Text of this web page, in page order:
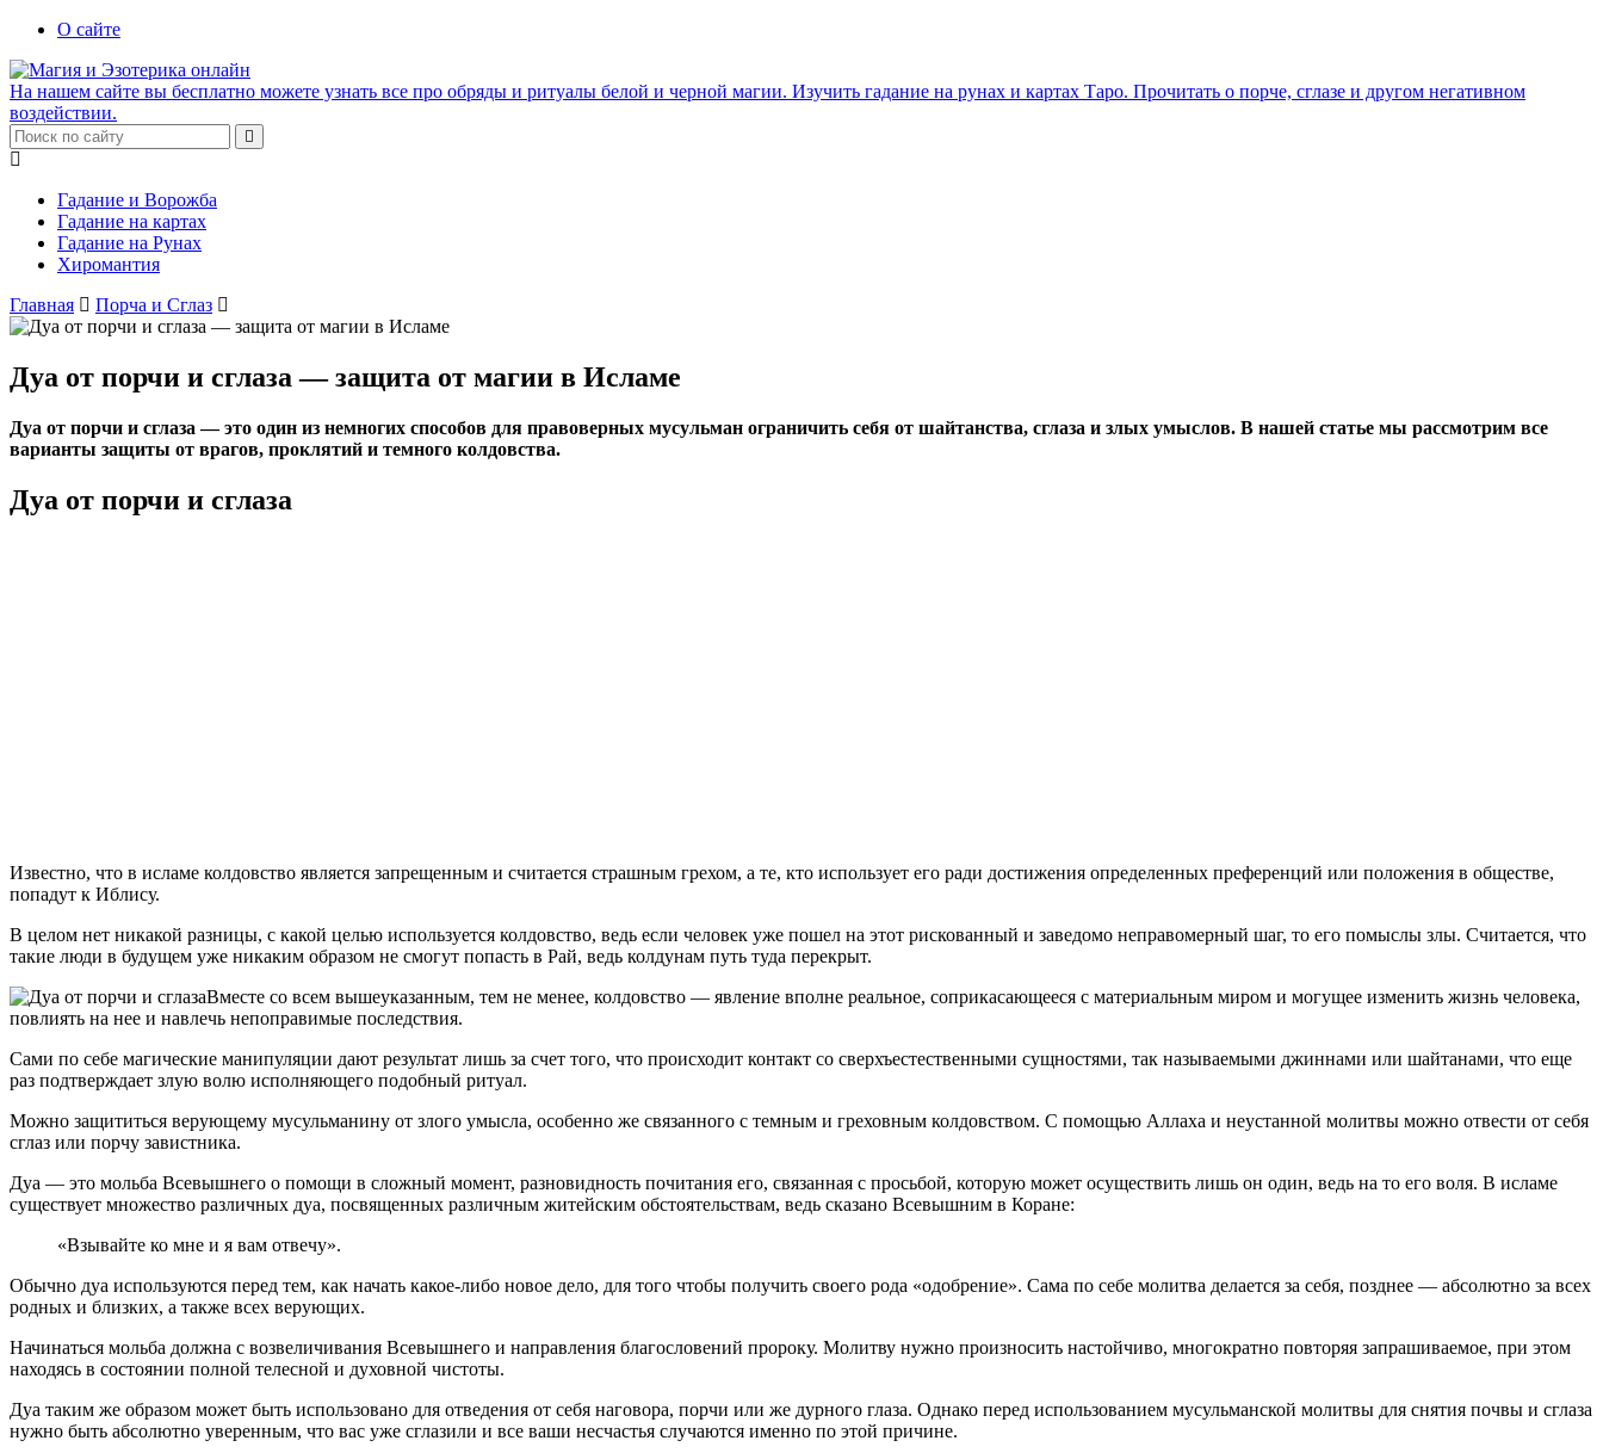
О сайте
На нашем сайте вы бесплатно можете узнать все про обряды и ритуалы белой и черной магии. Изучить гадание на рунах и картах Таро. Прочитать о порче, сглазе и другом негативном
воздействии.
Гадание и Ворожба
Гадание на картах
Гадание на Рунах
Хиромантия
Главная
Порча и Сглаз
Дуа от порчи и сглаза — защита от магии в Исламе
Дуа от порчи и сглаза — это один из немногих способов для правоверных мусульман ограничить себя от шайтанства, сглаза и злых умыслов. В нашей статье мы рассмотрим все
варианты защиты от врагов, проклятий и темного колдовства.
Дуа от порчи и сглаза
Известно, что в исламе колдовство является запрещенным и считается страшным грехом, а те, кто использует его ради достижения определенных преференций или положения в обществе,
попадут к Иблису.
В целом нет никакой разницы, с какой целью используется колдовство, ведь если человек уже пошел на этот рискованный и заведомо неправомерный шаг, то его помыслы злы. Считается, что
такие люди в будущем уже никаким образом не смогут попасть в Рай, ведь колдунам путь туда перекрыт.
Вместе со всем вышеуказанным, тем не менее, колдовство — явление вполне реальное, соприкасающееся с материальным миром и могущее изменить жизнь человека,
повлиять на нее и навлечь непоправимые последствия.
Сами по себе магические манипуляции дают результат лишь за счет того, что происходит контакт со сверхъестественными сущностями, так называемыми джиннами или шайтанами, что еще
раз подтверждает злую волю исполняющего подобный ритуал.
Можно защититься верующему мусульманину от злого умысла, особенно же связанного с темным и греховным колдовством. С помощью Аллаха и неустанной молитвы можно отвести от себя
сглаз или порчу завистника.
Дуа — это мольба Всевышнего о помощи в сложный момент, разновидность почитания его, связанная с просьбой, которую может осуществить лишь он один, ведь на то его воля. В исламе
существует множество различных дуа, посвященных различным житейским обстоятельствам, ведь сказано Всевышним в Коране:
«Взывайте ко мне и я вам отвечу».
Обычно дуа используются перед тем, как начать какое-либо новое дело, для того чтобы получить своего рода «одобрение». Сама по себе молитва делается за себя, позднее — абсолютно за всех
родных и близких, а также всех верующих.
Начинаться мольба должна с возвеличивания Всевышнего и направления благословений пророку. Молитву нужно произносить настойчиво, многократно повторяя запрашиваемое, при этом
находясь в состоянии полной телесной и духовной чистоты.
Дуа таким же образом может быть использовано для отведения от себя наговора, порчи или же дурного глаза. Однако перед использованием мусульманской молитвы для снятия почвы и сглаза
нужно быть абсолютно уверенным, что вас уже сглазили и все ваши несчастья случаются именно по этой причине.